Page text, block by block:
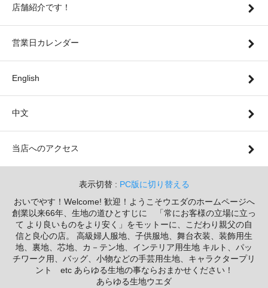
店舗紹介です！
営業日カレンダー
English
中文
当店へのアクセス
表示切替 : PC版に切り替える
おいでやす！Welcome! 歓迎！ようこそウエダのホームページへ
創業以来66年、生地の道ひとすじに 「常にお客様の立場に立っ
て より良いものをより安く」をモットーに、こだわり親父の自
信と良心の店。 高級婦人服地、子供服地、舞台衣装、装飾用生
地、裏地、芯地、カ－テン地、インテリア用生地 キルト、パッ
チワーク用、バッグ、小物などの手芸用生地、キャラクタープリ
ント etc あらゆる生地の事ならおまかせください！
あらゆる生地ウエダ